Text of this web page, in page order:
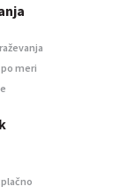
meri